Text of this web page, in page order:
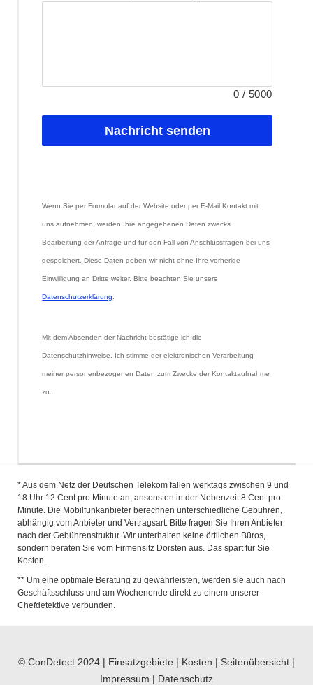
0 /5000
Nachricht senden
Wenn Sie per Formular auf der Website oder per E-Mail Kontakt mit
uns aufnehmen, werden Ihre angegebenen Daten zwecks
Bearbeitung der Anfrage und für den Fall von Anschlussfragen bei uns
gespeichert. Diese Daten geben wir nicht ohne Ihre vorherige
Datenschutzerklärung
Mit dem Absenden der Nachricht bestätige ich die
Datenschutzhinweise. Ich stimme der elektronischen Verarbeitung
meiner personenbezogenen Daten zum Zwecke der Kontaktaufnahme
zu.
* Aus dem Netz der Deutschen Telekom fallen werktags zwischen 9 und
18 Uhr 12 Cent pro Minute an, ansonsten in der Nebenzeit 8 Cent pro
Minute. Die Mobilfunkanbieter berechnen unterschiedliche Gebühren,
abhängig vom Anbieter und Vertragsart. Bitte fragen Sie Ihren Anbieter
nach der Gebührenstruktur. Wir unterhalten keine örtlichen Büros,
sondern beraten Sie vom Firmensitz Dorsten aus. Das spart für Sie
Kosten.
** Um eine optimale Beratung zu gewährleisten, werden sie auch nach
Geschäftsschluss und am Wochenende direkt zu einem unserer
Chefdetektive verbunden.
© ConDetect 2024 | Einsatzgebiete | Kosten | Seitenübersicht |
Impressum | Datenschutz